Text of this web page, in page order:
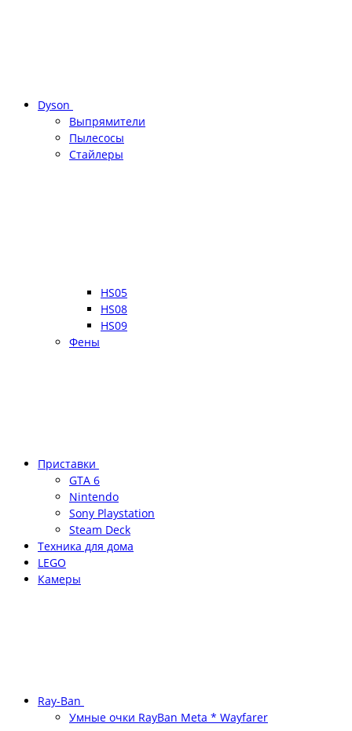
Dyson
Выпрямители
Пылесосы
Стайлеры
HS05
HS08
HS09
Фены
Приставки
GTA 6
Nintendo
Sony Playstation
Steam Deck
Техника для дома
LEGO
Камеры
Ray-Ban
Умные очки RayBan Meta * Wayfarer